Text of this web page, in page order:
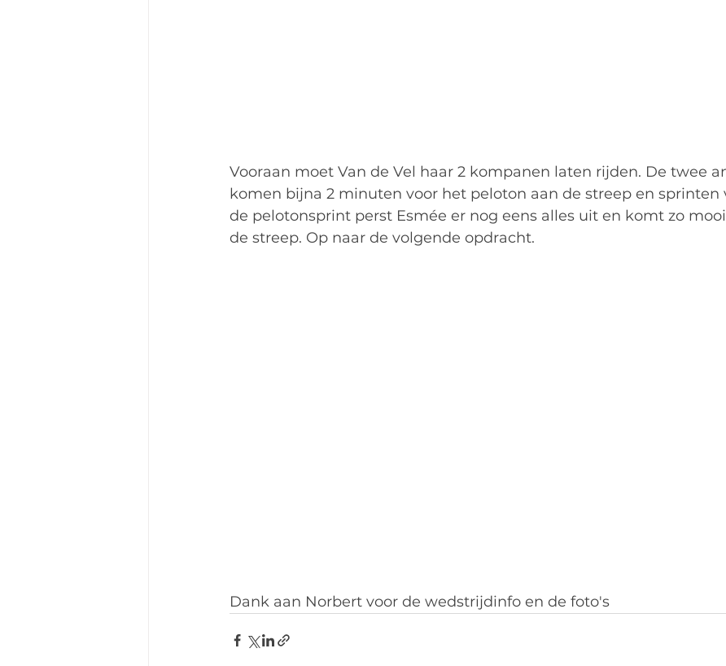
Vooraan moet Van de Vel haar 2 kompanen laten rijden. De twee
komen bijna 2 minuten voor het peloton aan de streep en sprinten
de pelotonsprint perst Esmée er nog eens alles uit en komt zo
de streep. Op naar de volgende opdracht.
Dank aan Norbert voor de wedstrijdinfo en de foto's